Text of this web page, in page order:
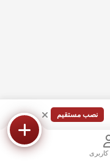
نصب مستقیم